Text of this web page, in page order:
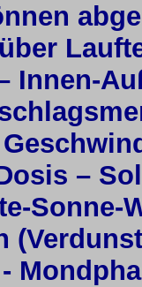
Innen-
–
Sonne-